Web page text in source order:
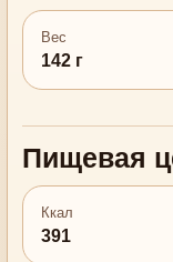
Вес
142 г
Пищевая
Ккал
391